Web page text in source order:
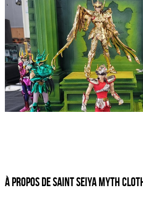
à propos de Saint Seiya myth